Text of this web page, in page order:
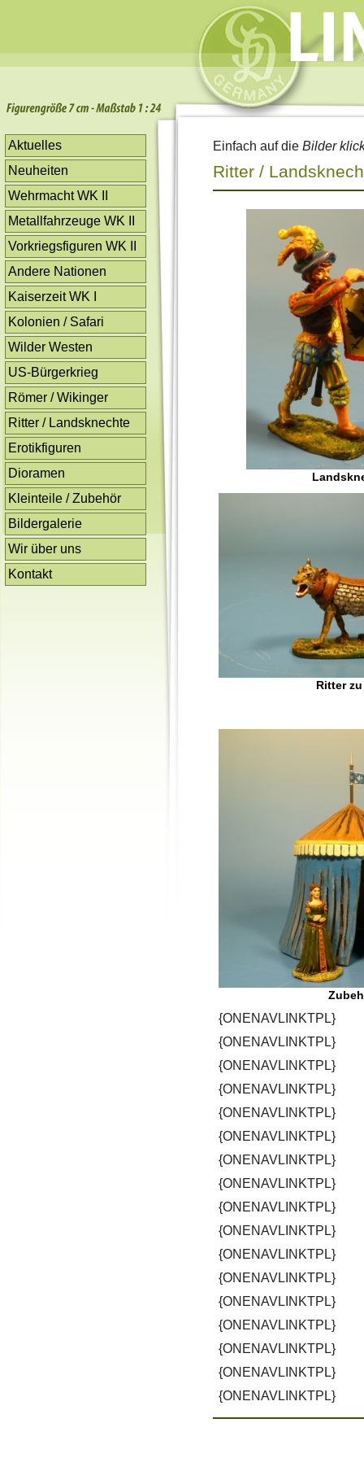
Aktuelles
Neuheiten
Wehrmacht WK II
Metallfahrzeuge WK II
Vorkriegsfiguren WK II
Andere Nationen
Kaiserzeit WK I
Kolonien / Safari
Wilder Westen
US-Bürgerkrieg
Römer / Wikinger
Ritter / Landsknechte
Erotikfiguren
Dioramen
Kleinteile / Zubehör
Bildergalerie
Wir über uns
Kontakt
Einfach auf die Bilder
Ritter /
Ritter
{ONENAVLINKTPL}
{ONENAVLINKTPL}
{ONENAVLINKTPL}
{ONENAVLINKTPL}
{ONENAVLINKTPL}
{ONENAVLINKTPL}
{ONENAVLINKTPL}
{ONENAVLINKTPL}
{ONENAVLINKTPL}
{ONENAVLINKTPL}
{ONENAVLINKTPL}
{ONENAVLINKTPL}
{ONENAVLINKTPL}
{ONENAVLINKTPL}
{ONENAVLINKTPL}
{ONENAVLINKTPL}
{ONENAVLINKTPL}